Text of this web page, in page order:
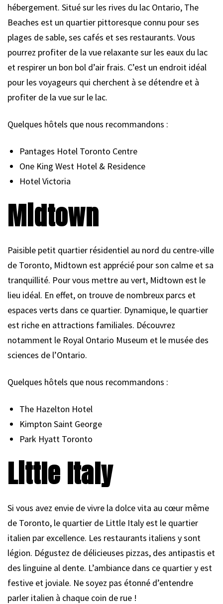
hébergement. Situé sur les rives du lac Ontario, The
Beaches est un quartier pittoresque connu pour ses
plages de sable, ses cafés et ses restaurants. Vous
pourrez profiter de la vue relaxante sur les eaux du lac
et respirer un bon bol d’air frais. C’est un endroit idéal
pour les voyageurs qui cherchent à se détendre et à
profiter de la vue sur le lac.
Quelques hôtels que nous recommandons :
Pantages Hotel Toronto Centre
One King West Hotel & Residence
Hotel Victoria
Midtown
Paisible petit quartier résidentiel au nord du centre-ville
de Toronto, Midtown est apprécié pour son calme et sa
tranquillité. Pour vous mettre au vert, Midtown est le
lieu idéal. En effet, on trouve de nombreux parcs et
espaces verts dans ce quartier. Dynamique, le quartier
est riche en attractions familiales. Découvrez
notamment le Royal Ontario Museum et le musée des
sciences de l’Ontario.
Quelques hôtels que nous recommandons :
The Hazelton Hotel
Kimpton Saint George
Park Hyatt Toronto
Little Italy
Si vous avez envie de vivre la dolce vita au cœur même
de Toronto, le quartier de Little Italy est le quartier
italien par excellence. Les restaurants italiens y sont
légion. Dégustez de délicieuses pizzas, des antipastis et
des linguine al dente. L’ambiance dans ce quartier y est
festive et joviale. Ne soyez pas étonné d’entendre
parler italien à chaque coin de rue !